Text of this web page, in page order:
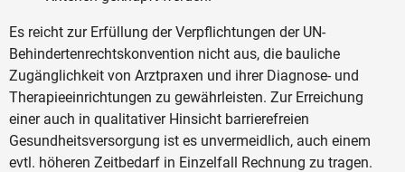
Es reicht zur Erfüllung der Verpflichtungen der UN-
Behindertenrechtskonvention nicht aus, die bauliche
Zugänglichkeit von Arztpraxen und ihrer Diagnose- und
Therapieeinrichtungen zu gewährleisten. Zur Erreichung
einer auch in qualitativer Hinsicht barrierefreien
Gesundheitsversorgung ist es unvermeidlich, auch einem
evtl. höheren Zeitbedarf in Einzelfall Rechnung zu tragen.